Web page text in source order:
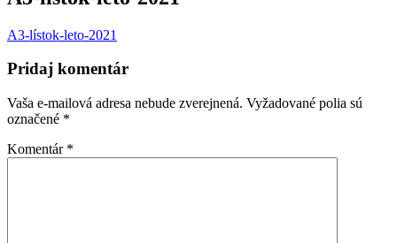
A3-lístok-leto-2021
Pridaj komentár
Vaša e-mailová adresa nebude zverejnená. Vyžadované polia sú
označené *
Komentár *